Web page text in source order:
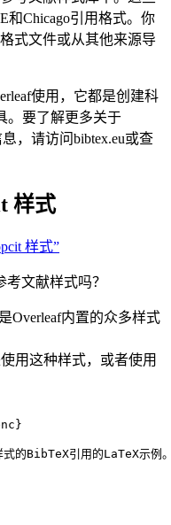
和Chicago引用格式。你
式文件或从其他来源导
使用，它都是创建科
。要了解更多关于
，请访问bibtex.eu或查
样式
样式”
文献样式吗？
Overleaf内置的众多样式
用这种样式，或者使用
}
的BibTeX引用的LaTeX示例